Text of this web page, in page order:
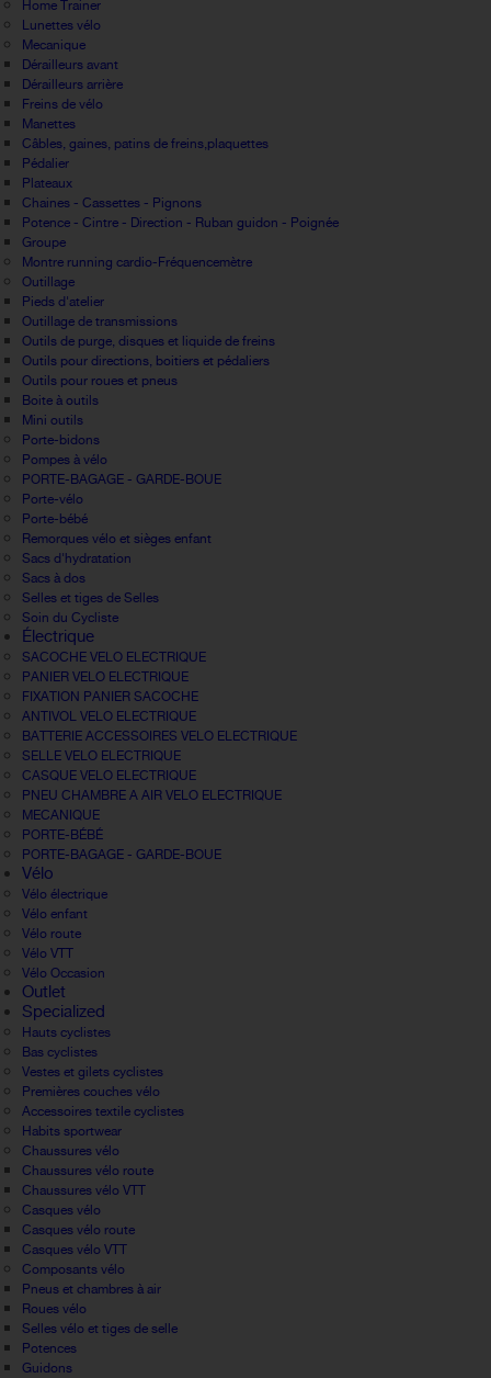
Home Trainer
Lunettes vélo
Mecanique
Dérailleurs avant
Dérailleurs arrière
Freins de vélo
Manettes
Câbles, gaines, patins de freins,plaquettes
Pédalier
Plateaux
Chaines - Cassettes - Pignons
Potence - Cintre - Direction - Ruban guidon - Poignée
Groupe
Montre running cardio-Fréquencemètre
Outillage
Pieds d'atelier
Outillage de transmissions
Outils de purge, disques et liquide de freins
Outils pour directions, boitiers et pédaliers
Outils pour roues et pneus
Boite à outils
Mini outils
Porte-bidons
Pompes à vélo
PORTE-BAGAGE - GARDE-BOUE
Porte-vélo
Porte-bébé
Remorques vélo et sièges enfant
Sacs d'hydratation
Sacs à dos
Selles et tiges de Selles
Soin du Cycliste
Électrique
SACOCHE VELO ELECTRIQUE
PANIER VELO ELECTRIQUE
FIXATION PANIER SACOCHE
ANTIVOL VELO ELECTRIQUE
BATTERIE ACCESSOIRES VELO ELECTRIQUE
SELLE VELO ELECTRIQUE
CASQUE VELO ELECTRIQUE
PNEU CHAMBRE A AIR VELO ELECTRIQUE
MECANIQUE
PORTE-BÉBÉ
PORTE-BAGAGE - GARDE-BOUE
Vélo
Vélo électrique
Vélo enfant
Vélo route
Vélo VTT
Vélo Occasion
Outlet
Specialized
Hauts cyclistes
Bas cyclistes
Vestes et gilets cyclistes
Premières couches vélo
Accessoires textile cyclistes
Habits sportwear
Chaussures vélo
Chaussures vélo route
Chaussures vélo VTT
Casques vélo
Casques vélo route
Casques vélo VTT
Composants vélo
Pneus et chambres à air
Roues vélo
Selles vélo et tiges de selle
Potences
Guidons